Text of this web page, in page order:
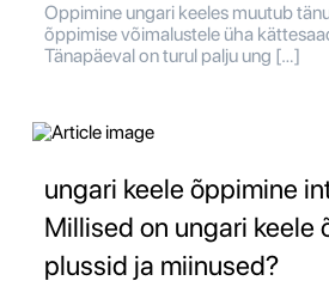
Oppimine ungari keeles muutub
õppimise võimalustele üha
Tänapäeval on turul palju ung […]
ungari keele õppimine
Millised on ungari keele
plussid ja miinused?